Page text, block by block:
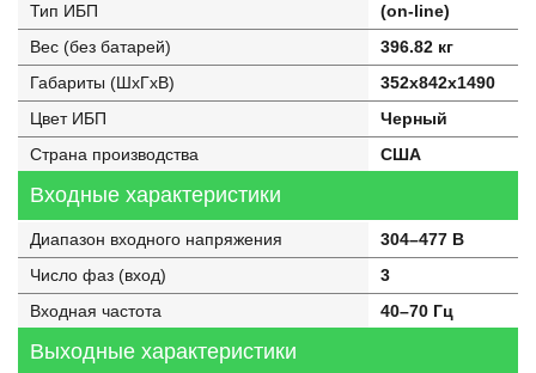
Тип ИБП
(on-line)
Вес (без батарей)
396.82 кг
Габариты (ШхГхВ)
352x842x1490
Цвет ИБП
Черный
Страна производства
США
Входные характеристики
Диапазон входного напряжения
304–477 В
Число фаз (вход)
3
Входная частота
40–70 Гц
Выходные характеристики